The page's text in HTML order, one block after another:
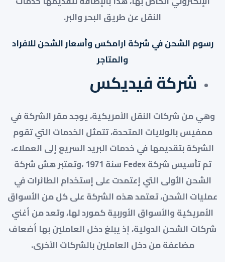
النقل عن طريق البحر والبر.
رسوم الشحن في شركة ارامكس وأسعار الشحن للافراد
والمتاجر
شركة فيديكس
وهي من شركات النقل الأمريكية، يوجد مقر الشركة في
ممفيس بالولايات المتحدة، تتمثل الخدمات التي تقوم
الشركة بتقديمها في خدمات البريد السريع إلى العملاء،
تم تأسيس شركة Fedex سنة 1971 ،وتعتبر هش شركة
الشحن الأولى التي إعتمدت على إستخدام الطائرات في
عمليات الشحن، تعتمد هذه الشركة على كل من الأسواق
الأمريكية والأسواق الأوربية كمورد لها، وتعد من أغني
شركات الشحن الدولية، إذ يبلغ دخل العاملين بها أضعاف
مضاعفة من دخل العاملين بالشركات الأخرى.